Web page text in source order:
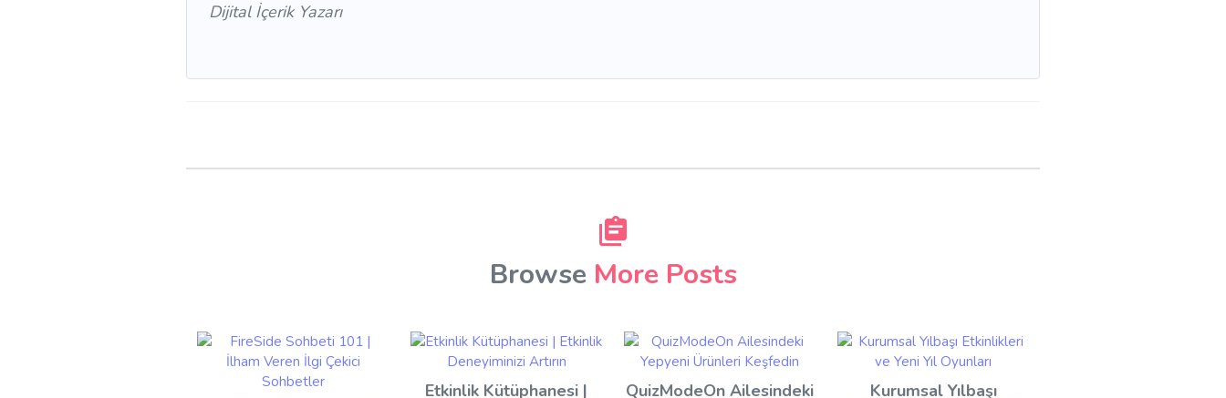
Dijital İçerik Yazarı
Browse More Posts
Etkinlik Kütüphanesi | QuizModeOn Ailesindeki Kurumsal Yılbaşı